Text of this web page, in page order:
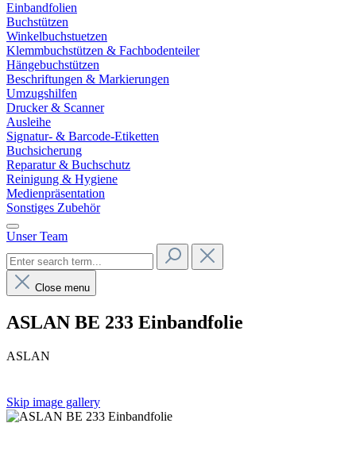
Einbandfolien
Buchstützen
Winkelbuchstuetzen
Klemmbuchstützen & Fachbodenteiler
Hängebuchstützen
Beschriftungen & Markierungen
Umzugshilfen
Drucker & Scanner
Ausleihe
Signatur- & Barcode-Etiketten
Buchsicherung
Reparatur & Buchschutz
Reinigung & Hygiene
Medienpräsentation
Sonstiges Zubehör
Unser Team
Close menu
ASLAN BE 233 Einbandfolie
ASLAN
Skip image gallery